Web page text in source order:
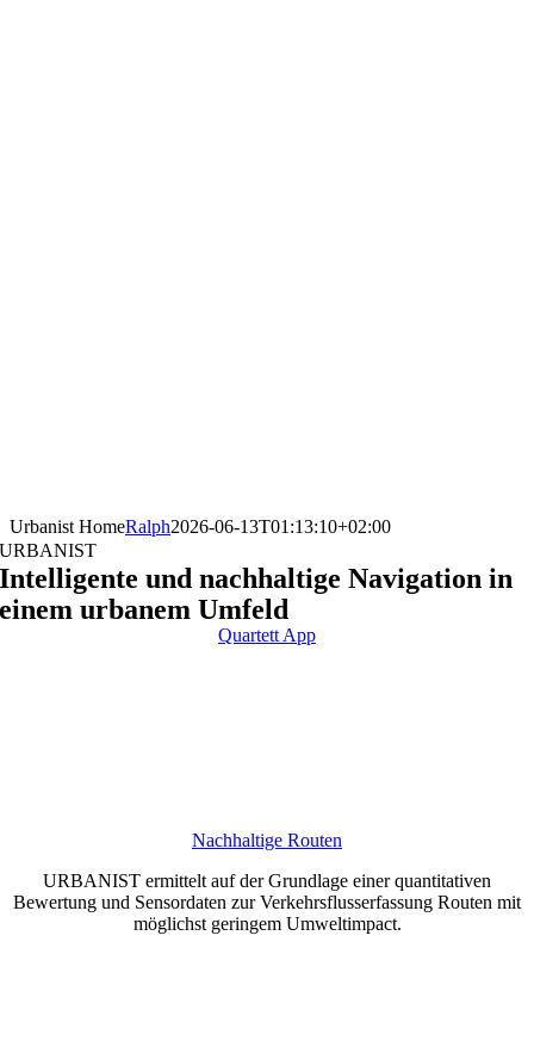
Urbanist HomeRalph2026-06-13T01:13:10+02:00
URBANIST
Intelligente und nachhaltige Navigation in
einem urbanem Umfeld
Quartett App
Nachhaltige Routen
URBANIST ermittelt auf der Grundlage einer quantitativen
Bewertung und Sensordaten zur Verkehrsflusserfassung Routen mit
möglichst geringem Umweltimpact.